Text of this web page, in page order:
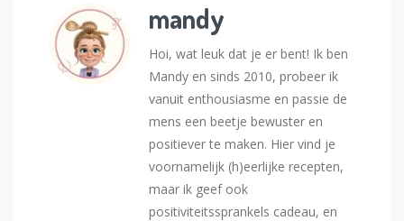
mandy
Hoi, wat leuk dat je er bent! Ik ben
Mandy en sinds 2010, probeer ik
vanuit enthousiasme en passie de
mens een beetje bewuster en
positiever te maken. Hier vind je
voornamelijk (h)eerlijke recepten,
maar ik geef ook
positiviteitssprankels cadeau, en